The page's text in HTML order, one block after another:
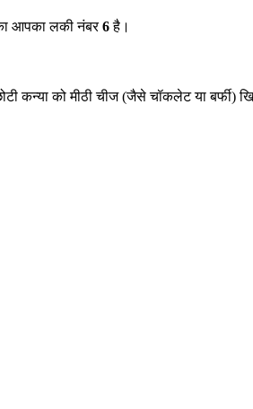
आपका लकी नंबर6है।
को मीठी चीज (जैसे चॉकलेट या बर्फी)